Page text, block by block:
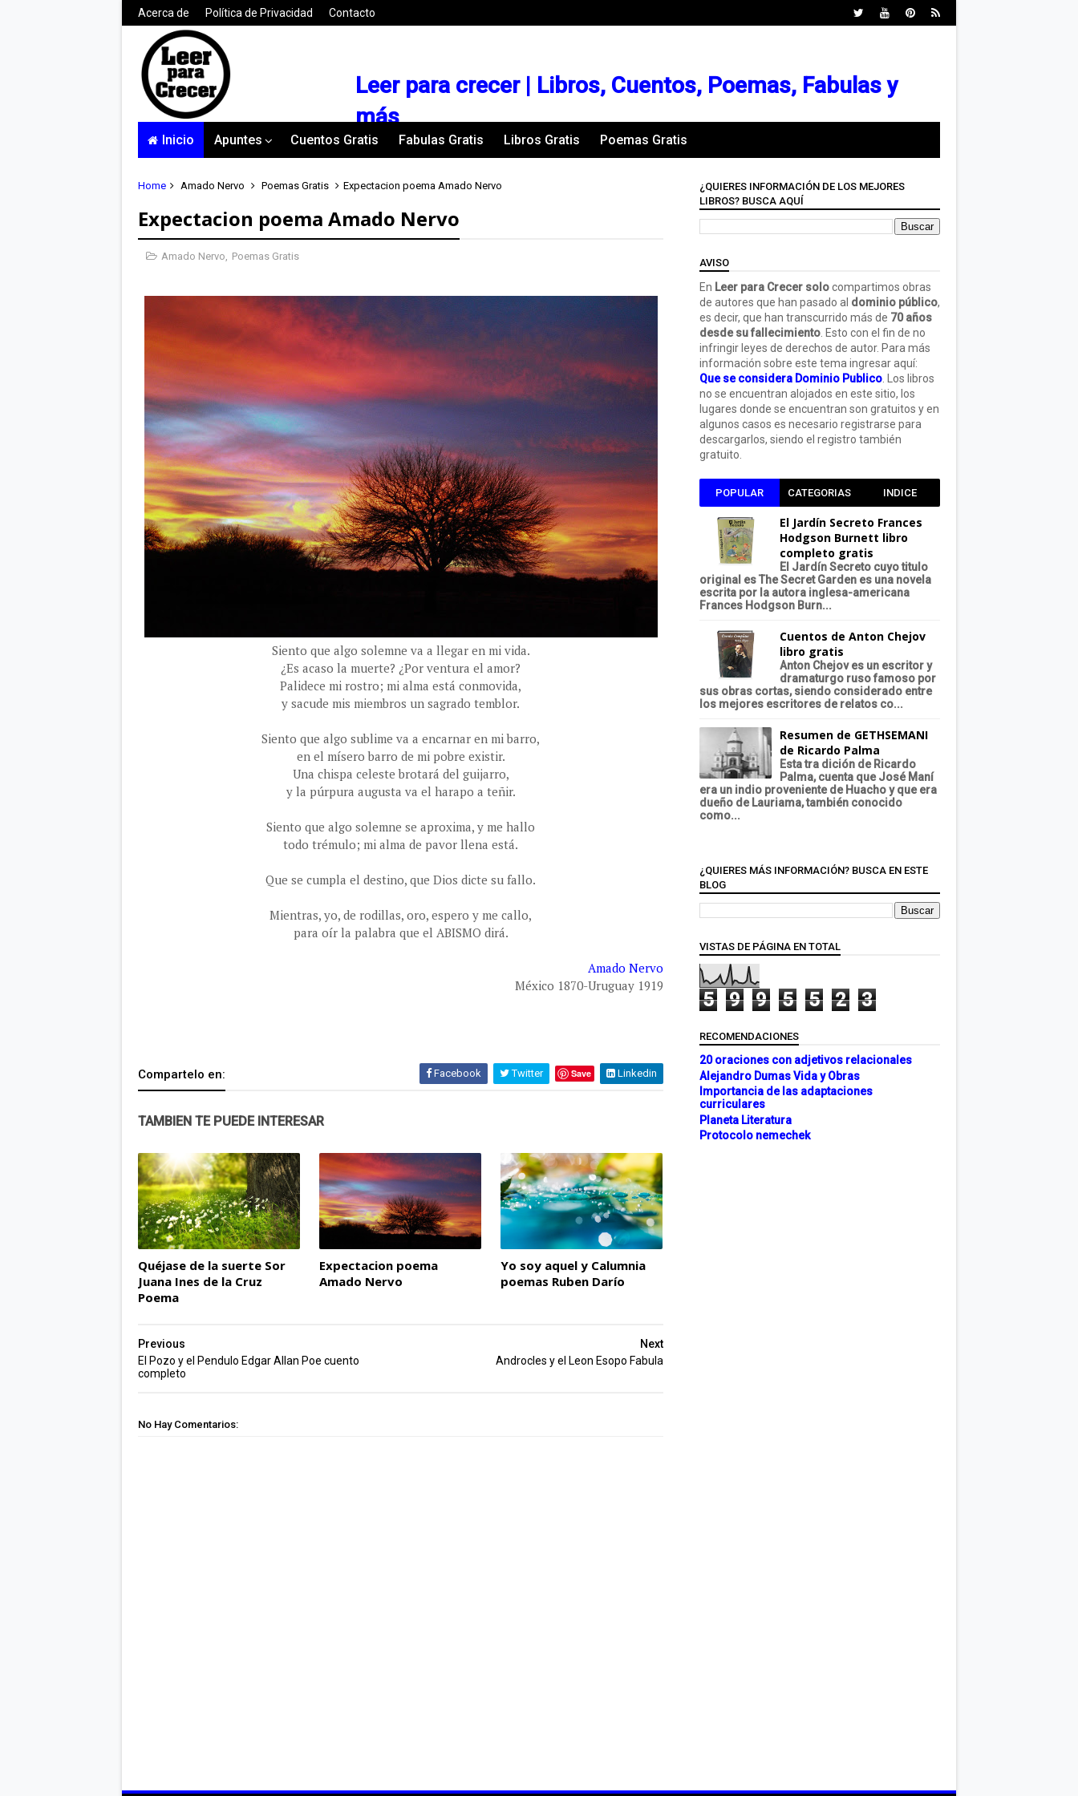
Acerca de Política de Privacidad Contacto
Leer para crecer | Libros, Cuentos, Poemas, Fabulas y
más
Inicio Apuntes Cuentos Gratis Fabulas Gratis Libros Gratis Poemas Gratis
Home Amado Nervo Poemas Gratis Expectacion poema Amado Nervo
Expectacion poema Amado Nervo
Amado Nervo, Poemas Gratis
Siento que algo solemne va a llegar en mi vida.
¿Es acaso la muerte? ¿Por ventura el amor?
Palidece mi rostro; mi alma está conmovida,
y sacude mis miembros un sagrado temblor.
Siento que algo sublime va a encarnar en mi barro,
en el mísero barro de mi pobre existir.
Una chispa celeste brotará del guijarro,
y la púrpura augusta va el harapo a teñir.
Siento que algo solemne se aproxima, y me hallo
todo trémulo; mi alma de pavor llena está.
Que se cumpla el destino, que Dios dicte su fallo.
Mientras, yo, de rodillas, oro, espero y me callo,
para oír la palabra que el ABISMO dirá.
Amado Nervo
México 1870-Uruguay 1919
Compartelo en: Facebook Twitter Save Linkedin
TAMBIEN TE PUEDE INTERESAR
Quéjase de la suerte Sor
Juana Ines de la Cruz
Poema
Expectacion poema
Amado Nervo
Yo soy aquel y Calumnia
poemas Ruben Darío
Next
Androcles y el Leon Esopo Fabula
Previous
El Pozo y el Pendulo Edgar Allan Poe cuento
completo
No Hay Comentarios:
¿QUIERES INFORMACIÓN DE LOS MEJORES
LIBROS? BUSCA AQUÍ
AVISO
En Leer para Crecer solocompartimos obras
de autores que han pasado al dominio público,
es decir, que han transcurrido más de 70 años
desde su fallecimiento . Esto con el fin de no
infringir leyes de derechos de autor. Para más
información sobre este tema ingresar aquí:
Que se considera Dominio Publico . Los libros
no se encuentran alojados en este sitio, los
lugares donde se encuentran son gratuitos y en
algunos casos es necesario registrarse para
descargarlos, siendo el registro también
gratuito.
POPULAR CATEGORIAS INDICE
El Jardín Secreto Frances
Hodgson Burnett libro
completo gratis
El Jardín Secreto cuyo titulo
original es The Secret Garden es una novela
escrita por la autora inglesa-americana
Frances Hodgson Burn...
Cuentos de Anton Chejov
libro gratis
Anton Chejov es un escritor y
dramaturgo ruso famoso por
sus obras cortas, siendo considerado entre
los mejores escritores de relatos co...
Resumen de GETHSEMANI
de Ricardo Palma
Esta tra dición de Ricardo
Palma, cuenta que José Maní
era un indio proveniente de Huacho y que era
dueño de Lauriama, también conocido
como...
¿QUIERES MÁS INFORMACIÓN? BUSCA EN ESTE
BLOG
VISTAS DE PÁGINA EN TOTAL
5 9 9 5 5 2 3
RECOMENDACIONES
20 oraciones con adjetivos relacionales
Alejandro Dumas Vida y Obras
Importancia de las adaptaciones
curriculares
Planeta Literatura
Protocolo nemechek